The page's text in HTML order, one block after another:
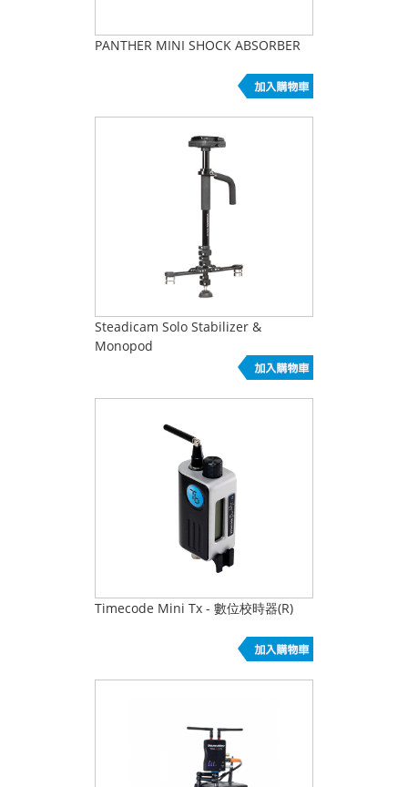
PANTHER MINI SHOCK ABSORBER
Steadicam Solo Stabilizer &
Monopod
Timecode Mini Tx - 數位校時器(R)